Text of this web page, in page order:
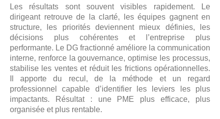
Les résultats sont souvent visibles rapidement. Le
dirigeant retrouve de la clarté, les équipes gagnent en
structure, les priorités deviennent mieux définies, les
décisions plus cohérentes et l’entreprise plus
performante. Le DG fractionné améliore la communication
interne, renforce la gouvernance, optimise les processus,
stabilise les ventes et réduit les frictions opérationnelles.
Il apporte du recul, de la méthode et un regard
professionnel capable d’identifier les leviers les plus
impactants. Résultat : une PME plus efficace, plus
organisée et plus rentable.